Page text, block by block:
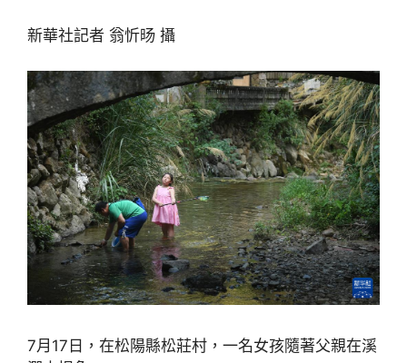
新華社記者 翁忻旸 攝
7月17日，在松陽縣松莊村，一名女孩隨著父親在溪